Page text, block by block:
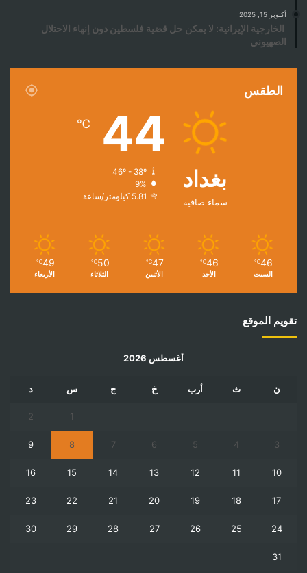
أكتوبر 15, 2025
الخارجية الإيرانية: لا يمكن حل قضية فلسطين دون إنهاء الاحتلال
الصهيوني
الطقس
بغداد
سماء صافية
44
℃
46º - 38º
9%
5.81 كيلومتر/ساعة
46
℃
السبت
46
℃
الأحد
47
℃
الأثنين
50
℃
الثلاثاء
49
℃
الأربعاء
تقويم الموقع
أغسطس 2026
ن ث أرب خ ج س د
1
2
3
4
5
6
7
8
9
10
11
12
13
14
15
16
17
18
19
20
21
22
23
24
25
26
27
28
29
30
31